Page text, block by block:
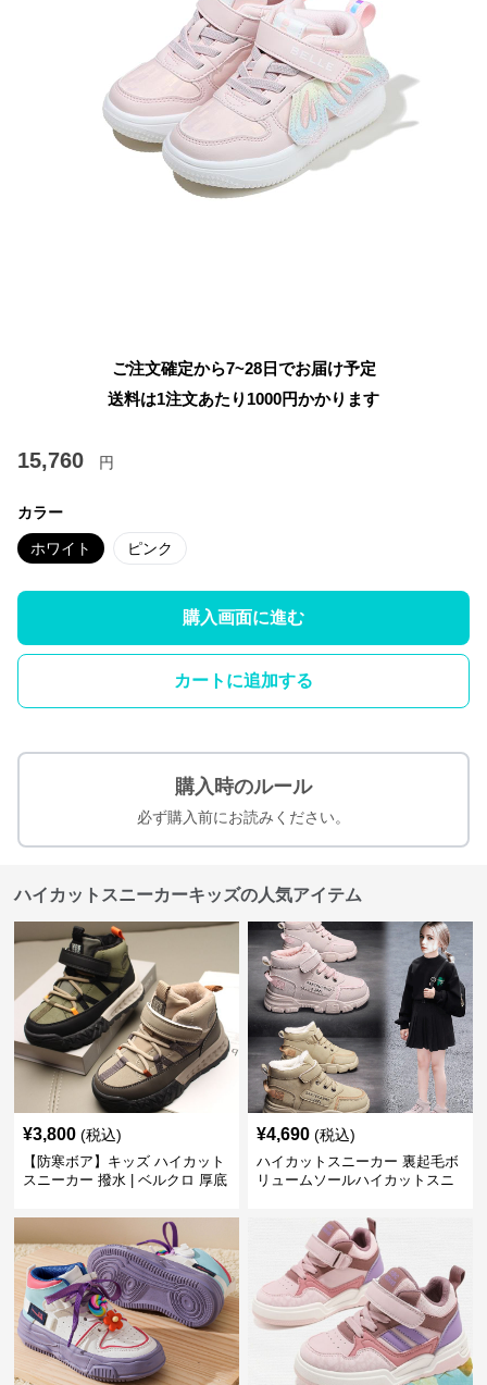
ご注文確定から7~28日でお届け予定
送料は1注文あたり 1000円かかります
15,760 円
カラー
ホワイト ピンク
購入画面に進む
カートに追加する
購入時のルール
必ず購入前にお読みください。
ハイカットスニーカーキッズの人気アイテム
¥3,800 (税込)
【防寒ボア】キッズ ハイカット
スニーカー 撥水 | ベルクロ 厚底
¥4,690 (税込)
ハイカットスニーカー 裏起毛ボ
リュームソールハイカットスニ